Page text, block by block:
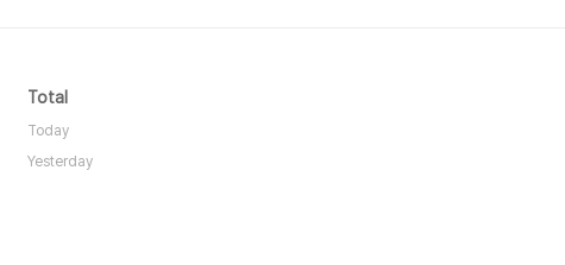
Total
Today
Yesterday